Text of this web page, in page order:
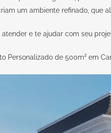
um ambiente refinado, que
e te ajudar com seu
Personalizado de 500m² em